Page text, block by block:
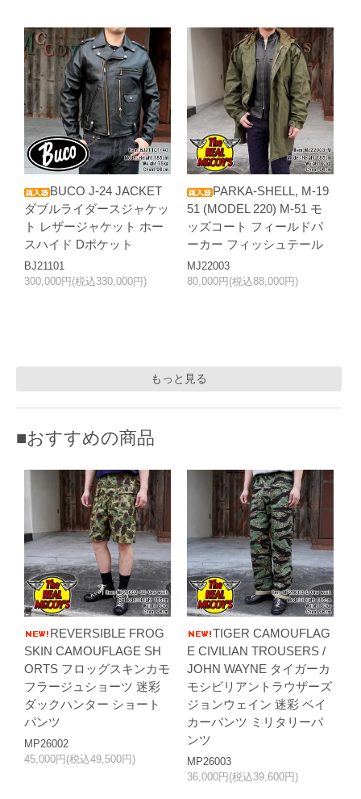
BUCO J-24 JACKET
ダブルライダースジャケッ
ト レザージャケット ホー
スハイド Dポケット
BJ21101
300,000円(税込330,000円)
PARKA-SHELL, M-19
51 (MODEL 220) M-51 モ
ッズコート フィールドパ
ーカー フィッシュテール
MJ22003
80,000円(税込88,000円)
もっと見る
■おすすめの商品
REVERSIBLE FROG
SKIN CAMOUFLAGE SH
ORTS フロッグスキンカモ
フラージュショーツ 迷彩
ダックハンター ショート
パンツ
MP26002
45,000円(税込49,500円)
TIGER CAMOUFLAG
E CIVILIAN TROUSERS /
JOHN WAYNE タイガーカ
モシビリアントラウザーズ
ジョンウェイン 迷彩 ベイ
カーパンツ ミリタリーパ
ンツ
MP26003
36,000円(税込39,600円)